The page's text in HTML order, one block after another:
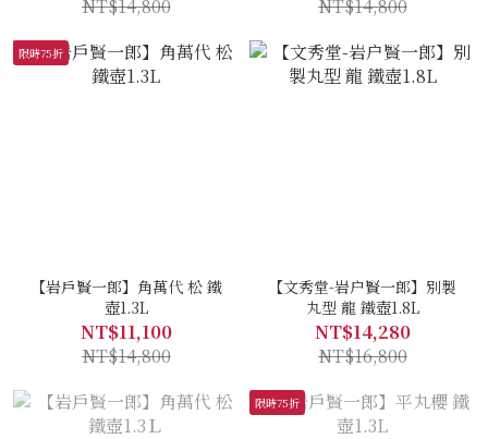
NT$14,800
NT$14,800
限時75折
【岩戶賢一郎】角萬代 松 鐵
壺1.3L
NT$11,100
NT$14,800
【文秀堂-岩户賢一郎】別製
丸型 龍 鐵壺1.8L
NT$14,280
NT$16,800
限時75折